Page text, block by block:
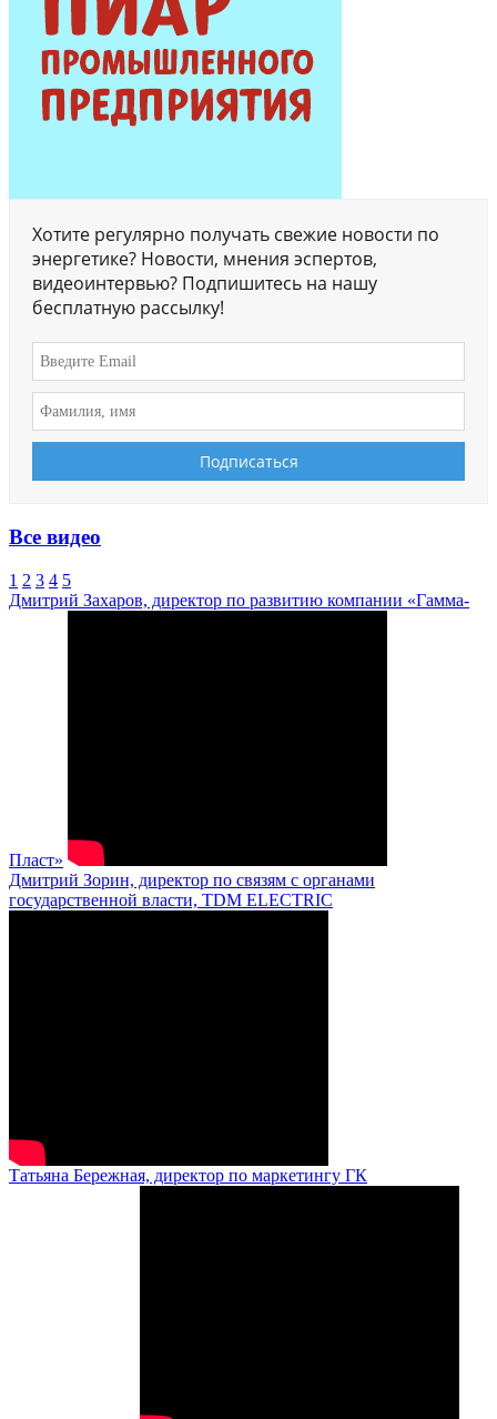
Хотите регулярно получать свежие новости по
энергетике? Новости, мнения эспертов,
видеоинтервью? Подпишитесь на нашу
бесплатную рассылку!
Все видео
1 2 3 4 5
Дмитрий Захаров, директор по развитию компании «Гамма-
Пласт»
Дмитрий Зорин, директор по связям с органами
государственной власти, TDM ELECTRIC
Татьяна Бережная, директор по маркетингу ГК